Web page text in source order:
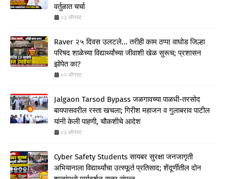
वर्तुळात चर्चा
०३ ऑगस्ट
Raver २५ दिवस उलटले... तरीही काम ठप्प! वाघोड जिल्हा
परिषद शाळेच्या विद्यार्थ्यांच्या जीवाशी खेळ सुरूच; प्रशासन
झोपेत का?
०२ ऑगस्ट
Jalgaon Tarsod Bypass जळगावच्या पाळधी-तरसोद
बायपासवरील रस्ता खचला; गिरीश महाजन व गुलाबराव पाटील
यांनी केली पाहणी, चौकशीचे आदेश
०३ ऑगस्ट
Cyber Safety Students सायबर सुरक्षा जनजागृती
अभियानाला विद्यार्थ्यांचा उत्स्फूर्त प्रतिसाद; शेंदूर्णीतील दोन